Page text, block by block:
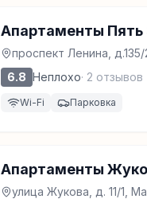
Апартаменты Пять
проспект Ленина,
6.8 Неплохо· 2 отзывов
Wi-Fi Парковка
Апартаменты
улица Жукова, д. 11/1,